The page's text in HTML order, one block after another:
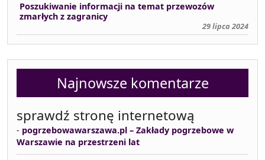
Poszukiwanie informacji na temat przewozów
zmarłych z zagranicy
29 lipca 2024
Najnowsze komentarze
sprawdź stronę internetową
- pogrzebowawarszawa.pl – Zakłady pogrzebowe w
Warszawie na przestrzeni lat